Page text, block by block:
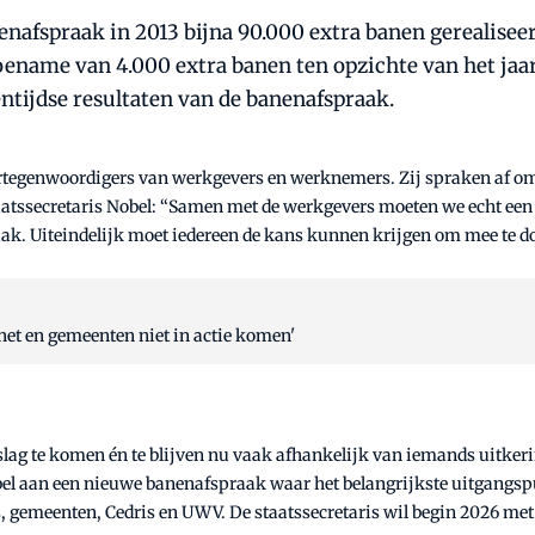
in 2013 bijna 90.000 extra banen
van 4.000 extra banen ten opzichte van het
resultaten van de banenafspraak.
van werkgevers en werknemers. Zij spraken af
Nobel: “Samen met de werkgevers moeten we echt
Uiteindelijk moet iedereen de kans kunnen krijgen om mee te
en gemeenten niet in actie komen'
te komen én te blijven nu vaak afhankelijk van iemands
aan een nieuwe banenafspraak waar het belangrijkste
Cedris en UWV. De staatssecretaris wil begin 2026